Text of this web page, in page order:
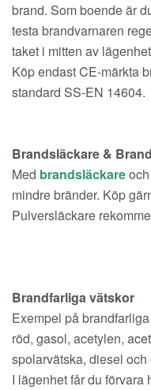
brand. Som boende är
testa brandvarnaren
taket i mitten av
Köp endast CE-märkta
standard SS-EN 14604.
Brandsläckare &
Med brandsläckareoch
mindre bränder. Köp
Pulversläckare
Brandfarliga vätskor
Exempel på
röd, gasol, acetylen,
spolarvätska, diesel
I lägenhet får du förvara